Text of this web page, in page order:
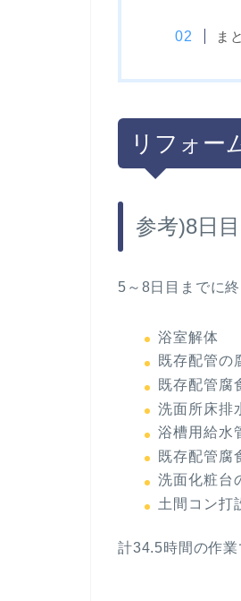
ま
リフォー
参考)8日
5～8日目までに
浴室解体
既存配管の
既存配管腐
洗面所床排
浴槽用給水
既存配管腐
洗面化粧台
土間コン打
計34.5時間の作